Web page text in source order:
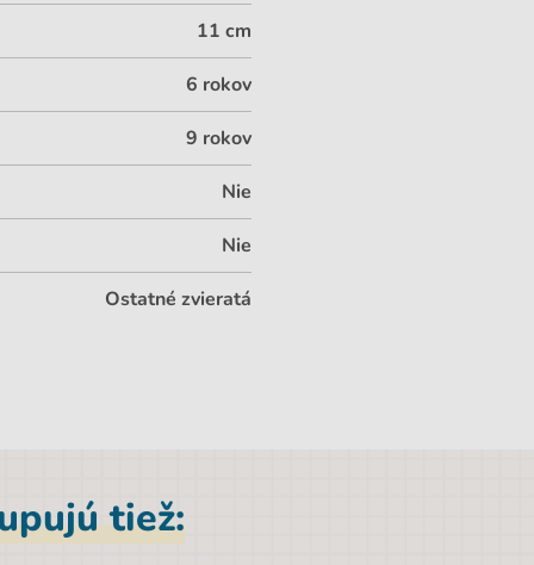
11 cm
6 rokov
9 rokov
Nie
Nie
Ostatné zvieratá
tiež: